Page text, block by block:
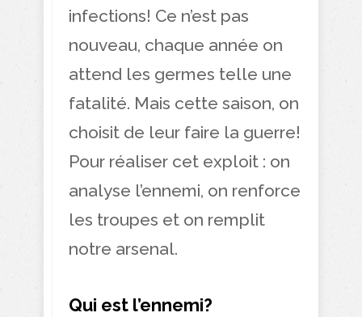
infections! Ce n’est pas
nouveau, chaque année on
attend les germes telle une
fatalité. Mais cette saison, on
choisit de leur faire la guerre!
Pour réaliser cet exploit : on
analyse l’ennemi, on renforce
les troupes et on remplit
notre arsenal.
Qui est l’ennemi?